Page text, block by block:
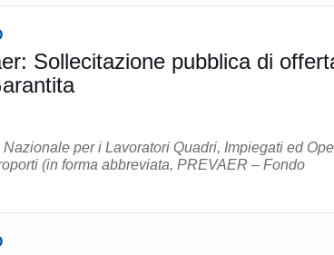
per i Lavoratori Quadri, Impiegati ed
(in forma abbreviata, PREVAER – Fondo